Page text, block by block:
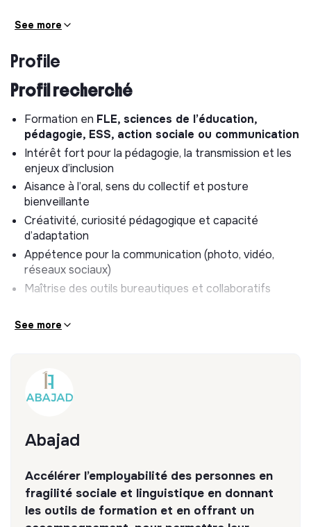
de formation en lien avec l’équipe et les
Soutien à l’organisation logistique :
préparation et mise à disposition du matériel
pédagogique,
appui à la réservation des salles,
gestion des documents administratifs liés aux
formations
Participation à la préparation des lancements de
formation :
convocations, attestations d’entrée et de sortie,
contact et relance des apprenants
Appui au suivi administratif des formations :
collecte d’indicateurs simples (présence,
participation),
classement et mise à jour des documents de suivi
Participation à la
pédagogiques
supports pédagogiques adaptés aux publics
accompagnés,
outils favorisant l’autonomie et la participation
Appui à l’animation de cours de français et d’ateliers
collectifs :
ateliers linguistiques,
See more
Profile
Profil recherché
Formation en FLE, sciences de l’éducation,
pédagogie, ESS, action sociale ou communication
Intérêt fort pour la pédagogie, la transmission et les
enjeux d’inclusion
Aisance à l’oral, sens du collectif et posture
bienveillante
Créativité, curiosité pédagogique et capacité
d’adaptation
Appétence pour la communication (photo, vidéo,
réseaux sociaux)
Maîtrise des outils bureautiques et collaboratifs
See more
Abajad
Accélérer l’employabilité des personnes en
fragilité sociale et linguistique en donnant
les outils de formation et en offrant un